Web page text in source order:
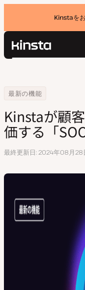
Kinstaを
Kinsta®
価格設定
お問い合わせ
検
Home
最新の機能
Kinstaが顧客データの安
Kinstaが顧
価する「
最終更新日 2024年08月28